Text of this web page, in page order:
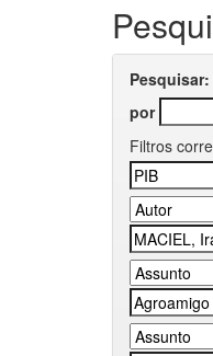
Pesquisar:
por
Filtros